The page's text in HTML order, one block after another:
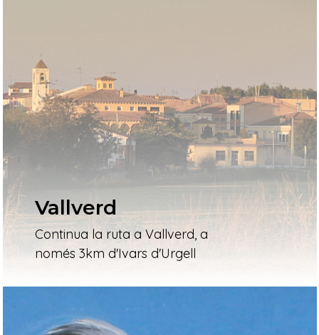
Vallverd
Continua la ruta a Vallverd, a
només 3km d'Ivars d'Urgell